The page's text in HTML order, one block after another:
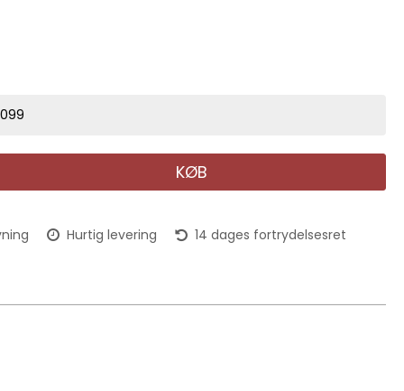
KØB
Hurtig levering 14 dages fortrydelsesret